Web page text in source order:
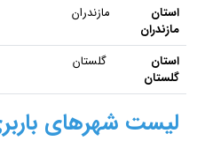
استان
مازندران
مازندران
استان
گلستان
گلستان
لیست شهرهای